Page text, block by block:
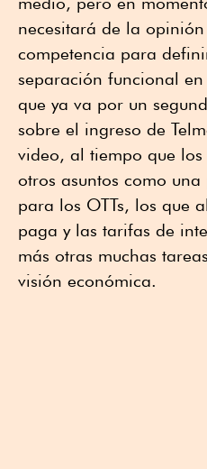
necesitará de la
competencia para
separación funcional en
que ya va por un
sobre el ingreso de
video, al tiempo que
otros asuntos como
para los OTTs, los que
paga y las tarifas de
más otras muchas
visión económica.